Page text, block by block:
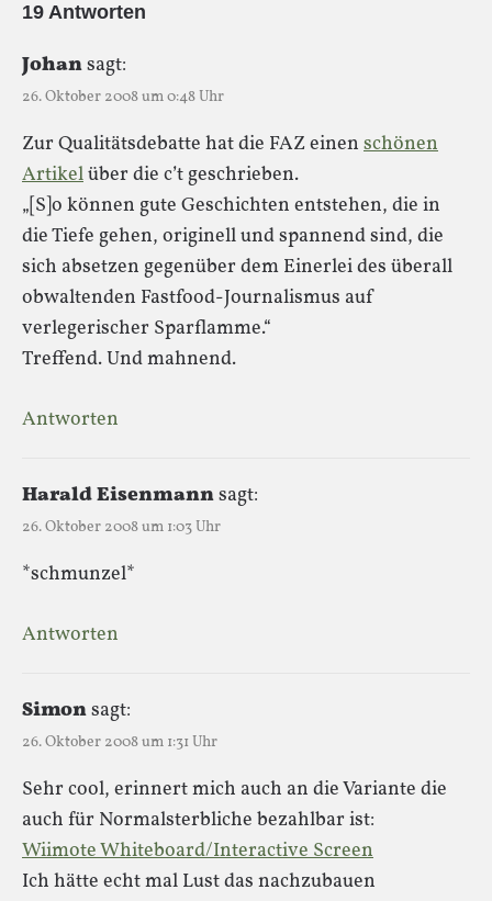
19 Antworten
Johansagt:
26. Oktober 2008 um 0:48 Uhr
Zur Qualitätsdebatte hat die FAZ einen schönen
Artikelüber die c’t geschrieben.
„[S]o können gute Geschichten entstehen, die in
die Tiefe gehen, originell und spannend sind, die
sich absetzen gegenüber dem Einerlei des überall
obwaltenden Fastfood-Journalismus auf
verlegerischer Sparflamme.“
Treffend. Und mahnend.
Antworten
Harald Eisenmannsagt:
26. Oktober 2008 um 1:03 Uhr
*schmunzel*
Antworten
Simonsagt:
26. Oktober 2008 um 1:31 Uhr
Sehr cool, erinnert mich auch an die Variante die
auch für Normalsterbliche bezahlbar ist:
Wiimote Whiteboard/Interactive Screen
Ich hätte echt mal Lust das nachzubauen